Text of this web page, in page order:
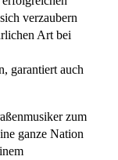
verzaubern
Art bei
garantiert auch
zum
ganze Nation